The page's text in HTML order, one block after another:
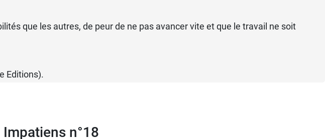
que les autres, de peur de ne pas avancer vite et que le travail ne soit
Editions).
n°18